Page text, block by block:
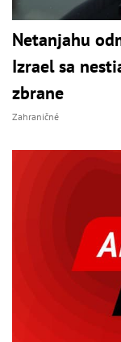
Netanjahu
Izrael sa
zbrane
Zahraničné